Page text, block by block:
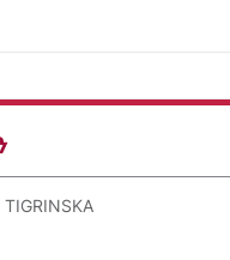
TIGRINSKA